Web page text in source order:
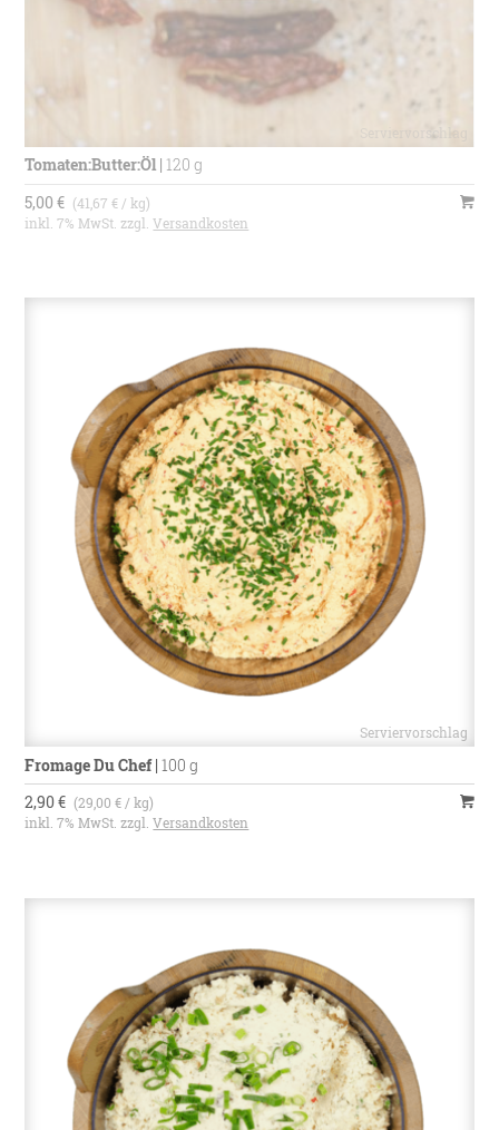
Tomaten:Butter:Öl| 120 g
5,00 € (41,67 € / kg)
inkl. 7% MwSt. zzgl.Versandkosten
Fromage Du Chef|100 g
2,90 € (29,00 € / kg)
inkl. 7% MwSt. zzgl.Versandkosten